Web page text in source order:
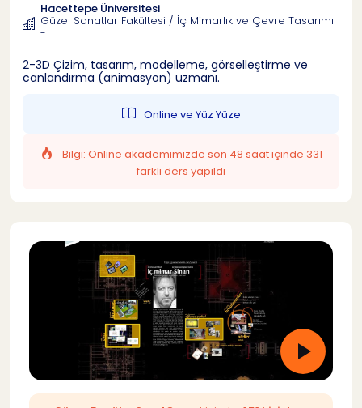
Hacettepe Üniversitesi
Güzel Sanatlar Fakültesi / İç Mimarlık ve Çevre Tasarımı
-
2-3D Çizim, tasarım, modelleme, görselleştirme ve
canlandırma (animasyon) uzmanı.
Online ve Yüz Yüze
Bilgi: Online akademimizde son 48 saat içinde 331
farklı ders yapıldı